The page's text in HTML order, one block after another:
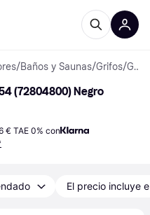
/Baños y Saunas/Grifos/ Grifos de Cocina
(72804800) Negro
€ TAE 0% con
El precio incluye